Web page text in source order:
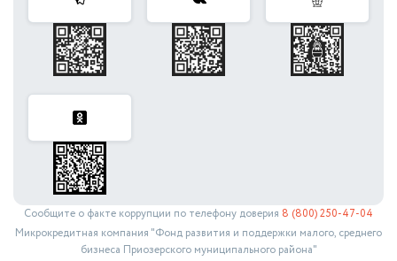
Сообщите о факте коррупции по телефону доверия 8 (800) 250-47-04
Микрокредитная компания "Фонд развития и поддержки малого, среднего
бизнеса Приозерского муниципального района"